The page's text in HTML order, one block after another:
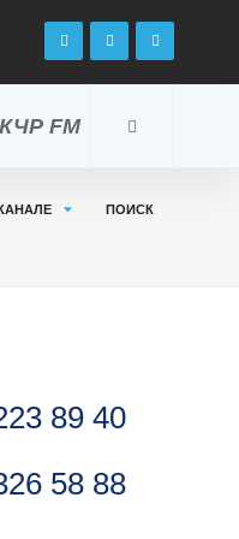
КЧР FM
ПОИСК
89 40
58 88